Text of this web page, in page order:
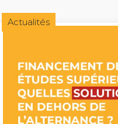
Actualités